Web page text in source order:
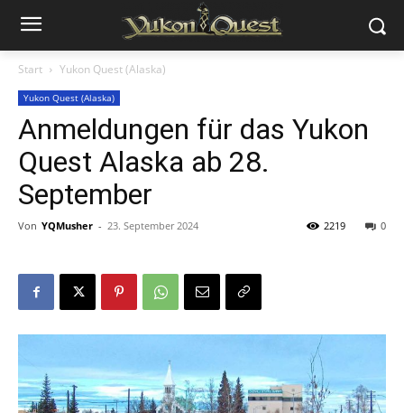
Start Yukon Quest (Alaska)
Yukon Quest (Alaska)
Anmeldungen für das Yukon
Quest Alaska ab 28.
September
Von YQMusher - 23. September 2024 0
2219